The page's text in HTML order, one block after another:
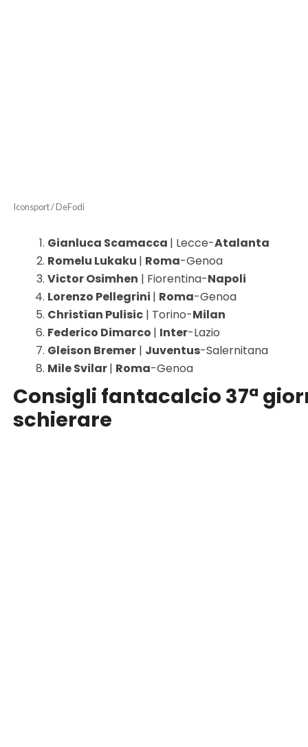
Iconsport / DeFodi
Gianluca Scamacca | Lecce-Atalanta
Romelu Lukaku | Roma-Genoa
Victor Osimhen | Fiorentina-Napoli
Lorenzo Pellegrini | Roma-Genoa
Christian Pulisic| Torino-Milan
Federico Dimarco | Inter-Lazio
Gleison Bremer| Juventus-Salernitana
Mile Svilar| Roma-Genoa
Consigli fantacalcio 37ª
schierare